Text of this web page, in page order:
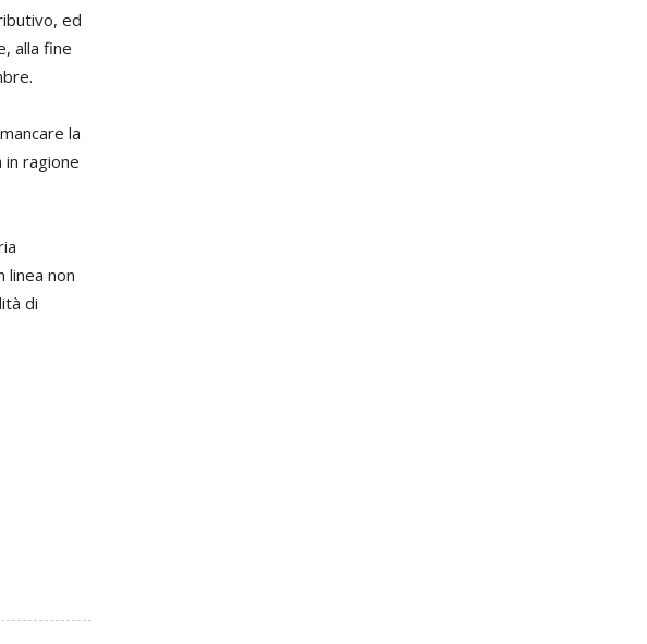
ed
alla fine
la
in ragione
linea non
di